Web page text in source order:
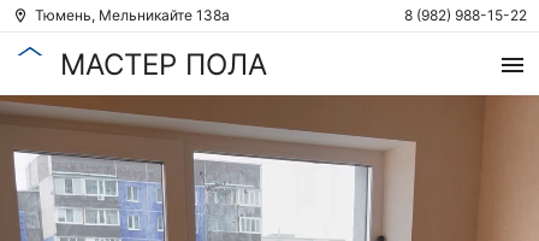
Тюмень, Мельникайте 138а 8 (982) 988-15-22
МАСТЕР ПОЛА